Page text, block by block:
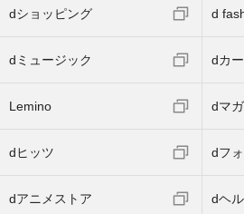
dショッピング d
dミュージック dカ
Lemino dマ
dヒッツ dフ
dアニメストア dヘ